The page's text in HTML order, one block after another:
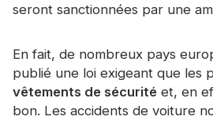
seront sanctionnées par une
En fait, de nombreux pays
publié une loi exigeant que les
vêtements de sécurité et, en
bon. Les accidents de voiture